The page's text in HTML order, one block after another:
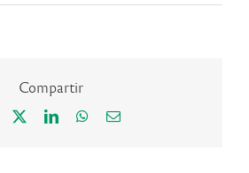
Compartir
Facebook LinkedInWhatsApp
Correo